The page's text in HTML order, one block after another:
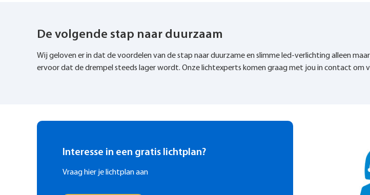
De volgende stap naar duurzaam
Wij geloven er in dat de voordelen van de stap naar duurzame en slimme led-verlichting alleen
ervoor dat de drempel steeds lager wordt. Onze lichtexperts komen graag met jou in contact om
Interesse in een gratis lichtplan?
Vraag hier je lichtplan aan